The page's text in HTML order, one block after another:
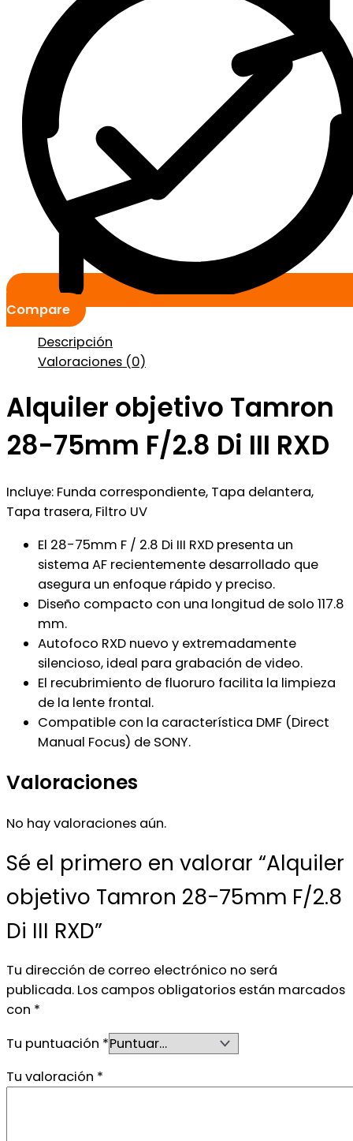
Compare
Descripción
Valoraciones (0)
Alquiler objetivo Tamron
28-75mm F/2.8 Di III RXD
Incluye: Funda correspondiente, Tapa delantera,
Tapa trasera, Filtro UV
El 28-75mm F / 2.8 Di III RXD presenta un
sistema AF recientemente desarrollado que
asegura un enfoque rápido y preciso.
Diseño compacto con una longitud de solo 117.8
mm.
Autofoco RXD nuevo y extremadamente
silencioso, ideal para grabación de video.
El recubrimiento de fluoruro facilita la limpieza
de la lente frontal.
Compatible con la característica DMF (Direct
Manual Focus) de SONY.
Valoraciones
No hay valoraciones aún.
Sé el primero en valorar “Alquiler
objetivo Tamron 28-75mm F/2.8
Di III RXD”
Tu dirección de correo electrónico no será
publicada. Los campos obligatorios están marcados
con *
Tu puntuación *
Tu valoración *